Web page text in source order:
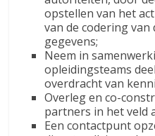
opstellen van het
van de codering
gegevens;
Neem in
opleidingsteams
overdracht van
Overleg en co-
partners in het veld
Een contactpunt